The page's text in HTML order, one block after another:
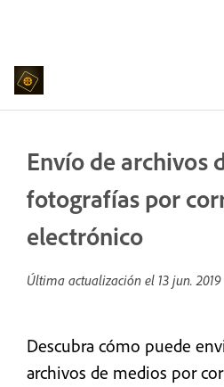
Envío de archivos
fotografías por
electrónico
Última actualización el 13 jun. 2019
Descubra cómo puede
archivos de medios por